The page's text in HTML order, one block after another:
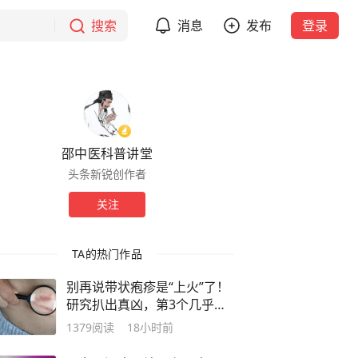
搜索 消息 发布 登录
邵中医科普讲堂
头条新锐创作者
关注
TA的热门作品
别再说带状疱疹是“上火”了！
研究扒出真凶，第3个几乎人
人中招
1379阅读 18小时前